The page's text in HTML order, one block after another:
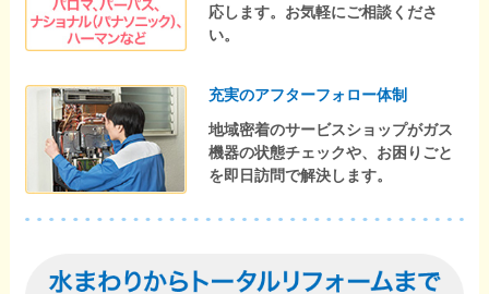
応します。お気軽にご相談くださ
い。
充実のアフターフォロー体制
地域密着のサービスショップがガス
機器の状態チェックや、お困りごと
を即日訪問で解決します。